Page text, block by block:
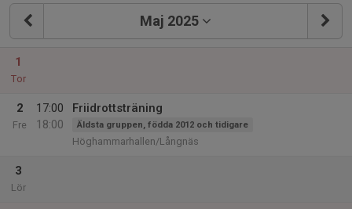
Maj 2025
1
Tor
2
Fre
17:00
18:00
Friidrottsträning
Äldsta gruppen, födda 2012 och tidigare
Höghammarhallen/Långnäs
3
Lör